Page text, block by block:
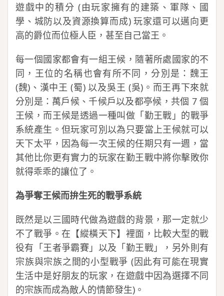
遊戲中的積分 (由玩家擁有的建築、軍隊、國
學、城防以及資源換算而成) 玩家還可以邁向更
高的爵位而位極人臣，甚至自己當王。
每一個國家都會有一組王候，隨著所處國家的不
同，王位的名稱也會有所不同，分別是：魏王
(魏)、漢中王 (蜀) 以及吳王 (吳)。而王再下來就
分別是：萬戶候、千候戶以及都亭候，共個 7 個
王候，而王候是透過一種叫做「勤王戰」的戰爭
系統產生。但玩家可別以為只要當上王候就可以
天下太平，因為每一次王候的任期只有一週，當
其他比你更有實力的玩家在勤王戰中將你擊敗你
就得乖乖的讓位了。
為爭奪王候而拚生死的戰爭系統
既然是以三國時代做為遊戲的背景，那一定就少
不了戰爭。在【縱橫天下】裡面，比較大型的戰
役有「王者爭霸賽」以及「勤王戰」，另外則有
宗族與宗族之間的小型戰爭 (因此有可能在現實
生活中是好朋友的玩家，在遊戲中因為選擇不同
的宗族而成為敵人的情節發生)。